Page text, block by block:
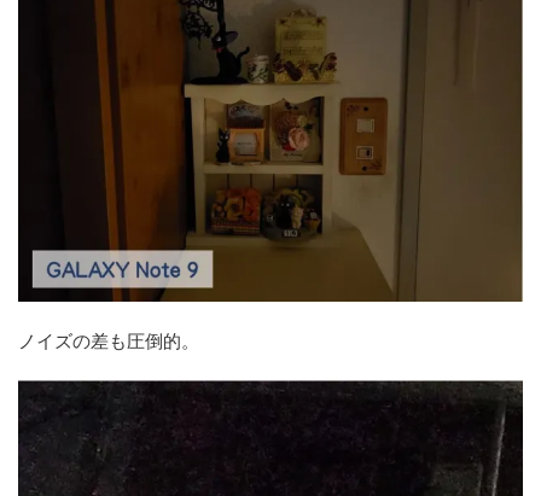
ノイズの差も圧倒的。